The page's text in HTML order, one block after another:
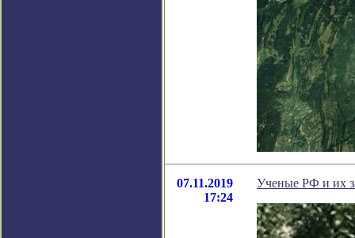
07.11.2019
17:24
Ученые РФ и их